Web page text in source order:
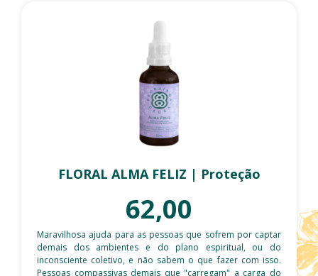
FLORAL ALMA FELIZ | Proteção
62,00
Maravilhosa ajuda para as pessoas que sofrem por captar
demais dos ambientes e do plano espiritual, ou do
inconsciente coletivo, e não sabem o que fazer com isso.
Pessoas compassivas demais que "carregam" a carga do